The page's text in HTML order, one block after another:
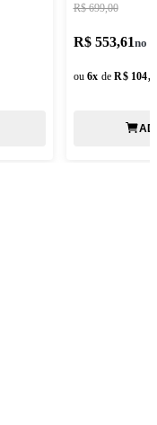
R$ 699,00
R$ 553,61
ou6x de R$